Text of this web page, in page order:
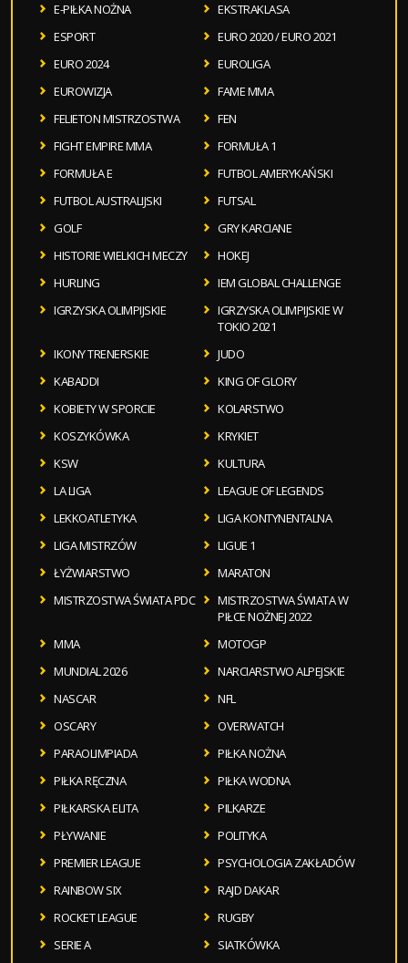
E-PIŁKA NOŻNA
EKSTRAKLASA
ESPORT
EURO 2020 / EURO 2021
EURO 2024
EUROLIGA
EUROWIZJA
FAME MMA
FELIETON MISTRZOSTWA
FEN
FIGHT EMPIRE MMA
FORMUŁA 1
FORMUŁA E
FUTBOL AMERYKAŃSKI
FUTBOL AUSTRALIJSKI
FUTSAL
GOLF
GRY KARCIANE
HISTORIE WIELKICH MECZY
HOKEJ
HURLING
IEM GLOBAL CHALLENGE
IGRZYSKA OLIMPIJSKIE
IGRZYSKA OLIMPIJSKIE W
TOKIO 2021
IKONY TRENERSKIE
JUDO
KABADDI
KING OF GLORY
KOBIETY W SPORCIE
KOLARSTWO
KOSZYKÓWKA
KRYKIET
KSW
KULTURA
LA LIGA
LEAGUE OF LEGENDS
LEKKOATLETYKA
LIGA KONTYNENTALNA
LIGA MISTRZÓW
LIGUE 1
ŁYŻWIARSTWO
MARATON
MISTRZOSTWA ŚWIATA PDC
MISTRZOSTWA ŚWIATA W
PIŁCE NOŻNEJ 2022
MMA
MOTOGP
MUNDIAL 2026
NARCIARSTWO ALPEJSKIE
NASCAR
NFL
OSCARY
OVERWATCH
PARAOLIMPIADA
PIŁKA NOŻNA
PIŁKA RĘCZNA
PIŁKA WODNA
PIŁKARSKA ELITA
PILKARZE
PŁYWANIE
POLITYKA
PREMIER LEAGUE
PSYCHOLOGIA ZAKŁADÓW
RAINBOW SIX
RAJD DAKAR
ROCKET LEAGUE
RUGBY
SERIE A
SIATKÓWKA